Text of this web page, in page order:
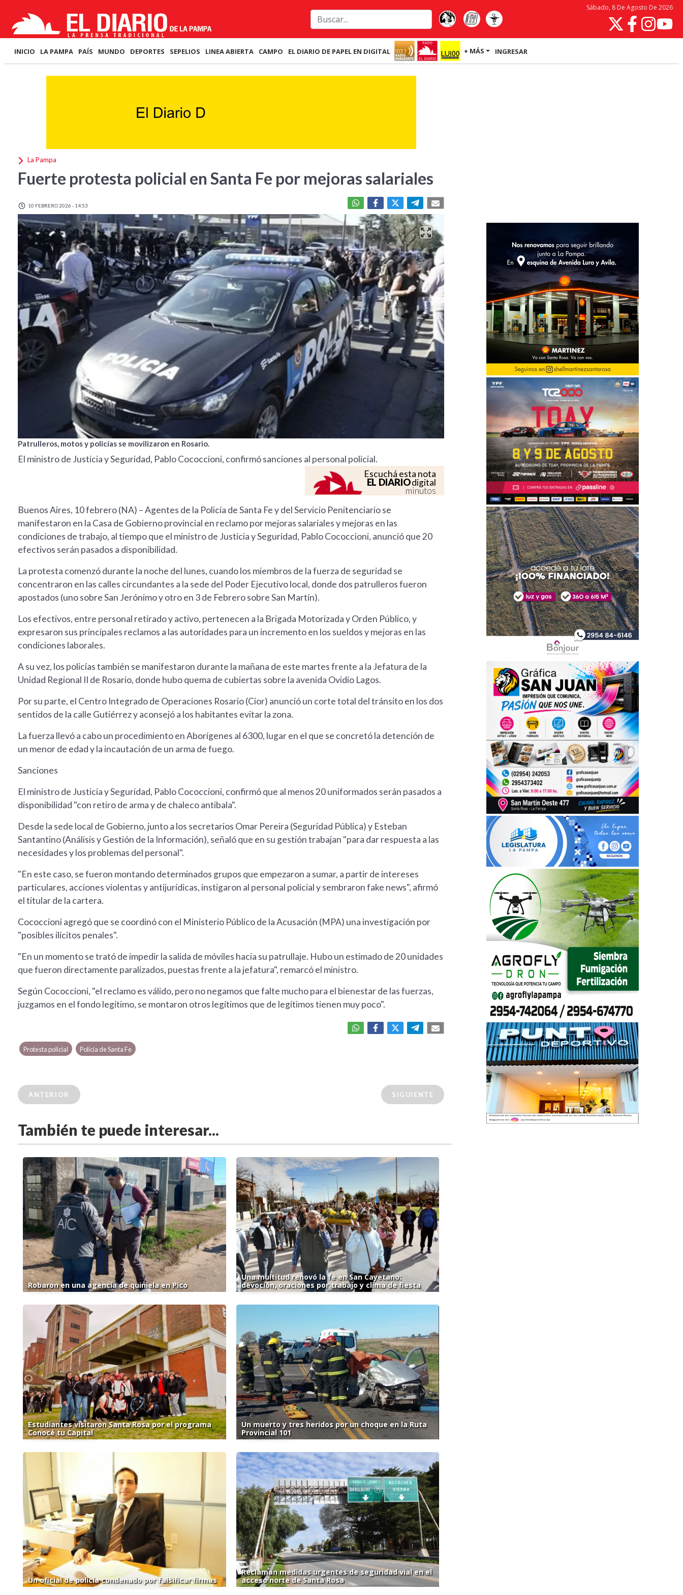
Sábado, 8 De Agosto De 2026
INICIO LA PAMPA PAÍS MUNDO DEPORTES SEPELIOS LINEA ABIERTA CAMPO EL DIARIO DE PAPEL EN DIGITAL + MÁS INGRESAR
La Pampa
Fuerte protesta policial en Santa Fe por mejoras salariales
10 FEBRERO 2026 - 14:53
Patrulleros, motos y policías se movilizaron en Rosario.
El ministro de Justicia y Seguridad, Pablo Cococcioni, confirmó sanciones al personal policial.
Escuchá esta nota
EL DIARIOdigital
minutos
Buenos Aires, 10 febrero (NA) – Agentes de la Policía de Santa Fe y del Servicio Penitenciario se
manifestaron en la Casa de Gobierno provincial en reclamo por mejoras salariales y mejoras en las
condiciones de trabajo, al tiempo que el ministro de Justicia y Seguridad, Pablo Cococcioni, anunció que 20
efectivos serán pasados a disponibilidad.
La protesta comenzó durante la noche del lunes, cuando los miembros de la fuerza de seguridad se
concentraron en las calles circundantes a la sede del Poder Ejecutivo local, donde dos patrulleros fueron
apostados (uno sobre San Jerónimo y otro en 3 de Febrero sobre San Martín).
Los efectivos, entre personal retirado y activo, pertenecen a la Brigada Motorizada y Orden Público, y
expresaron sus principales reclamos a las autoridades para un incremento en los sueldos y mejoras en las
condiciones laborales.
A su vez, los policías también se manifestaron durante la mañana de este martes frente a la Jefatura de la
Unidad Regional II de Rosario, donde hubo quema de cubiertas sobre la avenida Ovidio Lagos.
Por su parte, el Centro Integrado de Operaciones Rosario (Cior) anunció un corte total del tránsito en los dos
sentidos de la calle Gutiérrez y aconsejó a los habitantes evitar la zona.
La fuerza llevó a cabo un procedimiento en Aborígenes al 6300, lugar en el que se concretó la detención de
un menor de edad y la incautación de un arma de fuego.
Sanciones
El ministro de Justicia y Seguridad, Pablo Cococcioni, confirmó que al menos 20 uniformados serán pasados a
disponibilidad "con retiro de arma y de chaleco antibala".
Desde la sede local de Gobierno, junto a los secretarios Omar Pereira (Seguridad Pública) y Esteban
Santantino (Análisis y Gestión de la Información), señaló que en su gestión trabajan "para dar respuesta a las
necesidades y los problemas del personal".
"En este caso, se fueron montando determinados grupos que empezaron a sumar, a partir de intereses
particulares, acciones violentas y antijurídicas, instigaron al personal policial y sembraron fake news", afirmó
el titular de la cartera.
Cococcioni agregó que se coordinó con el Ministerio Público de la Acusación (MPA) una investigación por
"posibles ilícitos penales".
"En un momento se trató de impedir la salida de móviles hacia su patrullaje. Hubo un estimado de 20 unidades
que fueron directamente paralizados, puestas frente a la jefatura", remarcó el ministro.
Según Cococcioni, "el reclamo es válido, pero no negamos que falte mucho para el bienestar de las fuerzas,
juzgamos en el fondo legítimo, se montaron otros legítimos que de legítimos tienen muy poco".
Protesta policial Policía de Santa Fe
ANTERIOR SIGUIENTE
También te puede interesar...
Robaron en una agencia de quiniela en Pico
Una multitud renovó la fe en San Cayetano:
devoción, oraciones por trabajo y clima de fiesta
Estudiantes visitaron Santa Rosa por el programa
Conocé tu Capital
Un muerto y tres heridos por un choque en la Ruta
Provincial 101
Un oficial de policía condenado por falsificar firmas
Reclaman medidas urgentes de seguridad vial en el
acceso norte de Santa Rosa